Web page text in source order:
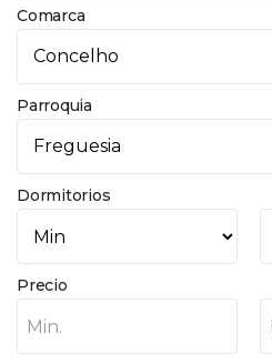
Comarca
Parroquia
Dormitorios
Precio
Min.